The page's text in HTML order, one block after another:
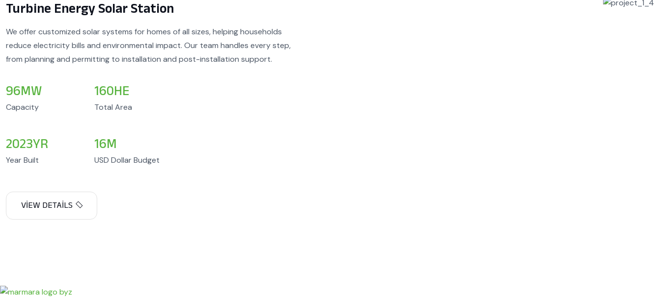
Turbine Energy Solar Station
We offer customized solar systems for homes of all sizes, helping households
reduce electricity bills and environmental impact. Our team handles every step,
from planning and permitting to installation and post-installation support.
96MW
Capacity
160HE
Total Area
2023YR
Year Built
16M
USD Dollar Budget